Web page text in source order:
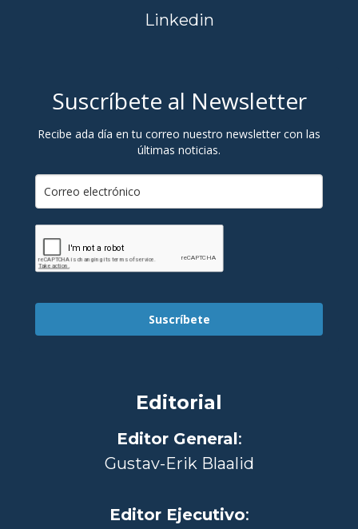
Linkedin
Suscríbete al Newsletter
Recibe ada día en tu correo nuestro newsletter con las
últimas noticias.
Suscríbete
Editorial
Editor General:
Gustav-Erik Blaalid
Editor Ejecutivo: